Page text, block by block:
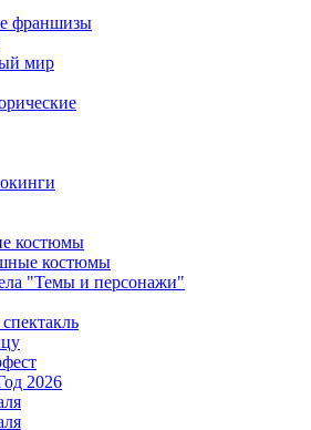
франшизы
мир
костюмы
костюмы
"Темы и персонажи"
2026